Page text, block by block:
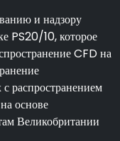
и надзору
PS20/10, которое
CFD на
распространением
основе
Великобритании